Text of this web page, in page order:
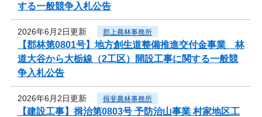
する一般競争入札公告
2026年6月2日更新 郡上農林事務所
【郡林第0801号】地方創生道整備推進交付金事業 林
道大谷から大栃線（2工区）開設工事に関する一般競
争入札公告
2026年6月2日更新 揖斐農林事務所
【建設工事】揖治第0803号 予防治山事業 村家地区工